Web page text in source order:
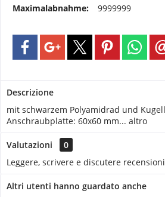
Maximalabnahme:
9999999
Descrizione
mit schwarzem Polyamidrad und
Anschraubplatte: 60x60 mm... altro
Valutazioni
0
Leggere, scrivere e discutere
Altri utenti hanno guardato anche